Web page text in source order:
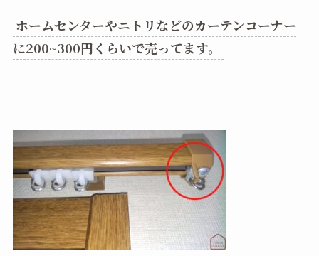
ホームセンターやニトリなどのカーテンコーナー
に200~300円くらいで売ってます。